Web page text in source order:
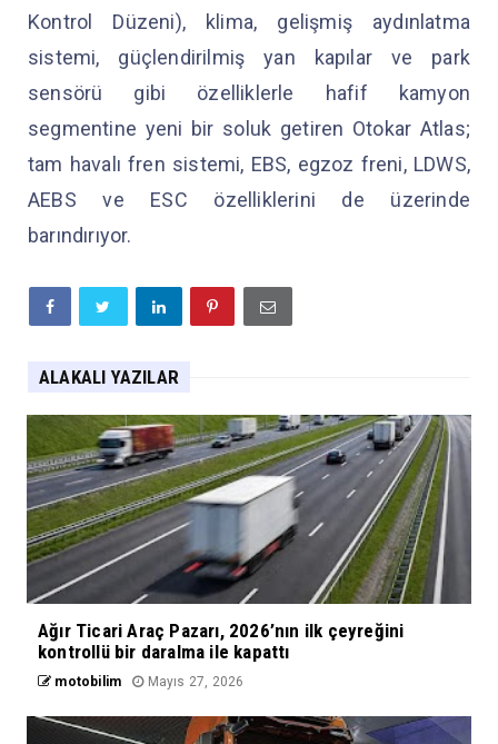
Kontrol Düzeni), klima, gelişmiş aydınlatma
sistemi, güçlendirilmiş yan kapılar ve park
sensörü gibi özelliklerle hafif kamyon
segmentine yeni bir soluk getiren Otokar Atlas;
tam havalı fren sistemi, EBS, egzoz freni, LDWS,
AEBS ve ESC özelliklerini de üzerinde
barındırıyor.
ALAKALI YAZILAR
Ağır Ticari Araç Pazarı, 2026’nın ilk çeyreğini
kontrollü bir daralma ile kapattı
motobilim Mayıs 27, 2026